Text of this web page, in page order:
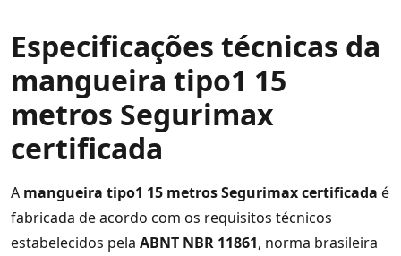
Especificações técnicas da
mangueira tipo1 15
metros Segurimax
certificada
A mangueira tipo1 15 metros Segurimax certificada é
fabricada de acordo com os requisitos técnicos
estabelecidos pela ABNT NBR 11861, norma brasileira